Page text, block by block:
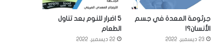
جرثومة المعدة في جسم
الأنسان؟!
23 ديسمبر، 2022
5 اضرار للنوم بعد تناول
الطعام
22 ديسمبر، 2022